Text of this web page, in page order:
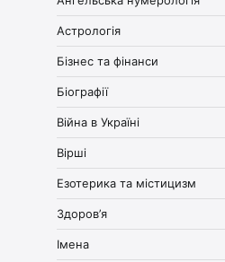
Астрологія
Бізнес та фінанси
Біографії
Війна в Україні
Вірші
Езотерика та містицизм
Здоров’я
Імена